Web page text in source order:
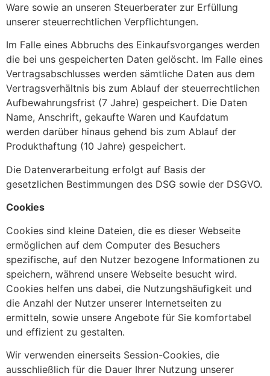
Ware sowie an unseren Steuerberater zur Erfüllung
unserer steuerrechtlichen Verpflichtungen.
Im Falle eines Abbruchs des Einkaufsvorganges werden
die bei uns gespeicherten Daten gelöscht. Im Falle eines
Vertragsabschlusses werden sämtliche Daten aus dem
Vertragsverhältnis bis zum Ablauf der steuerrechtlichen
Aufbewahrungsfrist (7 Jahre) gespeichert. Die Daten
Name, Anschrift, gekaufte Waren und Kaufdatum
werden darüber hinaus gehend bis zum Ablauf der
Produkthaftung (10 Jahre) gespeichert.
Die Datenverarbeitung erfolgt auf Basis der
gesetzlichen Bestimmungen des DSG sowie der DSGVO.
Cookies
Cookies sind kleine Dateien, die es dieser Webseite
ermöglichen auf dem Computer des Besuchers
spezifische, auf den Nutzer bezogene Informationen zu
speichern, während unsere Webseite besucht wird.
Cookies helfen uns dabei, die Nutzungshäufigkeit und
die Anzahl der Nutzer unserer Internetseiten zu
ermitteln, sowie unsere Angebote für Sie komfortabel
und effizient zu gestalten.
Wir verwenden einerseits Session-Cookies, die
ausschließlich für die Dauer Ihrer Nutzung unserer